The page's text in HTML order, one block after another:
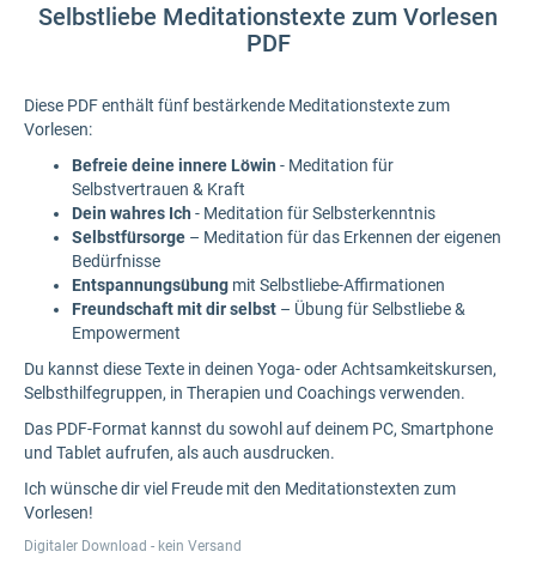
Selbstliebe Meditationstexte zum Vorlesen
PDF
Diese PDF enthält fünf bestärkende Meditationstexte zum
Vorlesen:
Befreie deine innere Löwin - Meditation für
Selbstvertrauen & Kraft
Dein wahres Ich - Meditation für Selbsterkenntnis
Selbstfürsorge – Meditation für das Erkennen der eigenen
Bedürfnisse
Entspannungsübung mit Selbstliebe-Affirmationen
Freundschaft mit dir selbst – Übung für Selbstliebe &
Empowerment
Du kannst diese Texte in deinen Yoga- oder Achtsamkeitskursen,
Selbsthilfegruppen, in Therapien und Coachings verwenden.
Das PDF-Format kannst du sowohl auf deinem PC, Smartphone
und Tablet aufrufen, als auch ausdrucken.
Ich wünsche dir viel Freude mit den Meditationstexten zum
Vorlesen!
Digitaler Download - kein Versand